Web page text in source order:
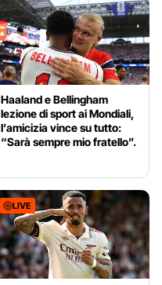
Haaland e Bellingham
lezione di sport ai Mondiali,
l’amicizia vince su tutto:
“Sarà sempre mio fratello”.
LIVE